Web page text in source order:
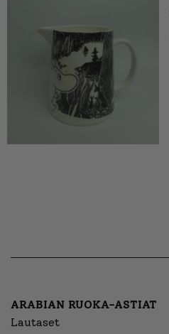
ARABIAN RUOKA-ASTIAT
Lautaset